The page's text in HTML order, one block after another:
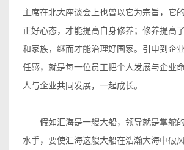
主席在北大座谈会上也曾以它为宗旨，它
正好心态，才能提高自身修养；修养提高
和家族，继而才能治理好国家。引申到企
任感，就是每一位员工把个人发展与企业
人与企业共同发展，一起成长。
假如汇海是一艘大船，领导就是掌舵的
水手，要使汇海这艘大船在浩瀚大海中破